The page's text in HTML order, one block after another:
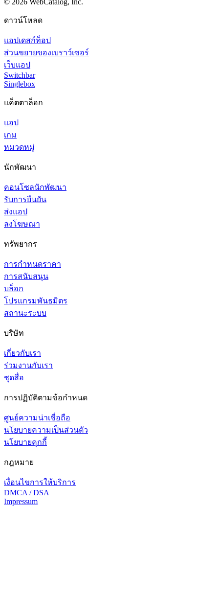
ดาวน์โหลด
แอปเดสก์ท็อป
ส่วนขยายของเบราว์เซอร์
เว็บแอป
Switchbar
Singlebox
แค็ตตาล็อก
แอป
เกม
หมวดหมู่
นักพัฒนา
คอนโซลนักพัฒนา
รับการยืนยัน
ส่งแอป
ลงโฆษณา
ทรัพยากร
การกำหนดราคา
การสนับสนุน
บล็อก
โปรแกรมพันธมิตร
สถานะระบบ
บริษัท
เกี่ยวกับเรา
ร่วมงานกับเรา
ชุดสื่อ
การปฏิบัติตามข้อกำหนด
ศูนย์ความน่าเชื่อถือ
นโยบายความเป็นส่วนตัว
นโยบายคุกกี้
กฎหมาย
เงื่อนไขการให้บริการ
DMCA / DSA
Impressum